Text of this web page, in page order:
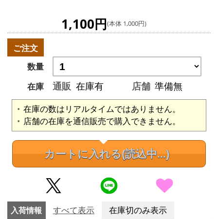
1,100円(本体 1,000円)
ご注文
数量
在庫
通販 在庫有 店舗 準備無
在庫の数はリアルタイムではありません。
店舗の在庫を通信販売で購入できません。
カートに入れる(読込中...)
入荷情報 すべて表示 在庫切のみ表示